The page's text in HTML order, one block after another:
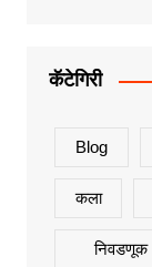
कॅटेगिरी
Blog
कला
निवडणूक